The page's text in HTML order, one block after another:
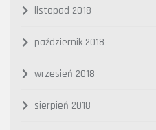
listopad 2018
październik 2018
wrzesień 2018
sierpień 2018